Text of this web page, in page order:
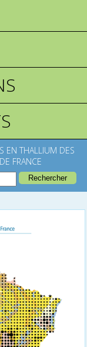
EN THALLIUM DES
FRANCE